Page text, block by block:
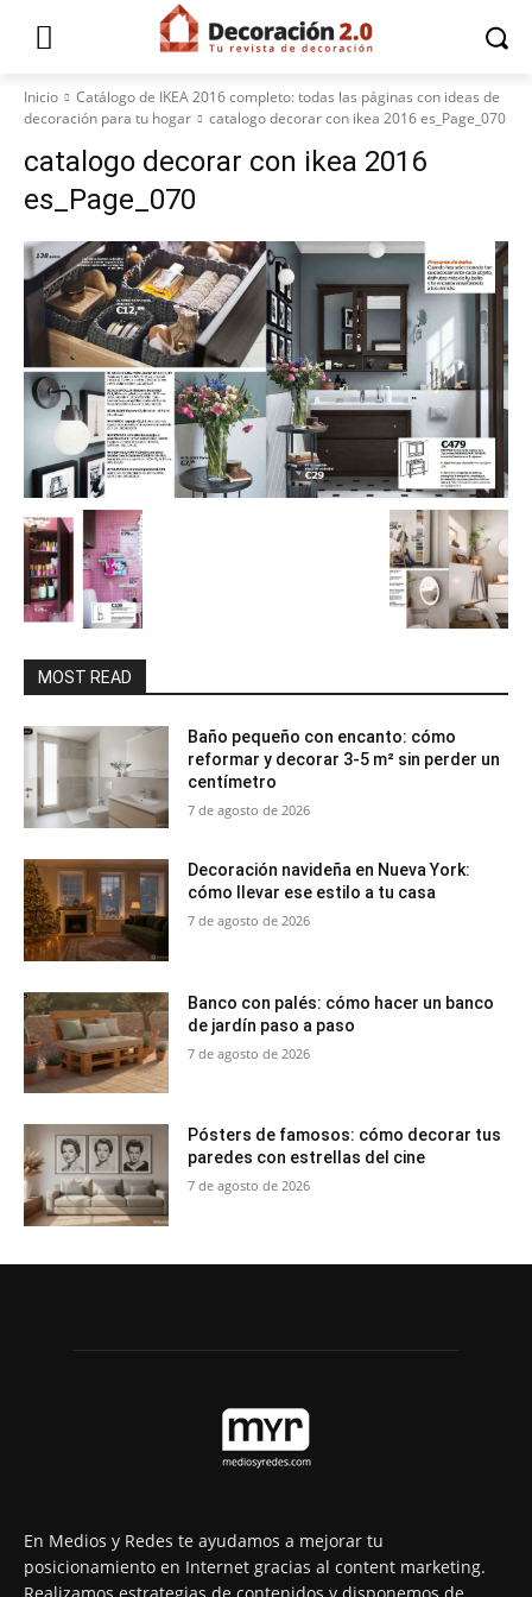
Inicio
Catálogo de IKEA 2016 completo: todas las páginas con ideas de
decoración para tu hogar
catalogo decorar con ikea 2016 es_Page_070
catalogo decorar con ikea 2016
es_Page_070
MOST READ
Baño pequeño con encanto: cómo
reformar y decorar 3-5 m² sin perder un
centímetro
7 de agosto de 2026
Decoración navideña en Nueva York:
cómo llevar ese estilo a tu casa
7 de agosto de 2026
Banco con palés: cómo hacer un banco
de jardín paso a paso
7 de agosto de 2026
Pósters de famosos: cómo decorar tus
paredes con estrellas del cine
7 de agosto de 2026
En Medios y Redes te ayudamos a mejorar tu
posicionamiento en Internet gracias al content marketing.